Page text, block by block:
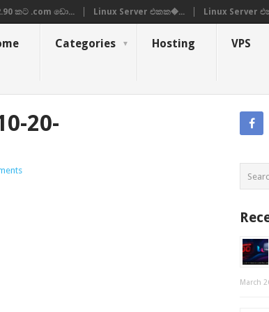
කට .com ඩො... Linux Server එකක�... Linux Server
Categories Hosting VPS
20-
March